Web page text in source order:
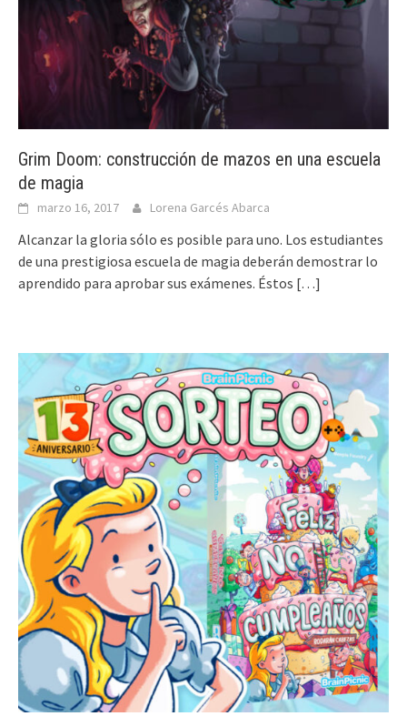
Grim Doom: construcción de mazos en una escuela
de magia
marzo 16, 2017 Lorena Garcés Abarca
Alcanzar la gloria sólo es posible para uno. Los estudiantes
de una prestigiosa escuela de magia deberán demostrar lo
aprendido para aprobar sus exámenes. Éstos […]